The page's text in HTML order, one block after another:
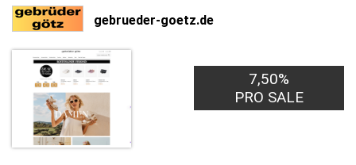
gebrueder-goetz.de
7,50%
PRO SALE